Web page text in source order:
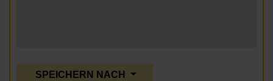
SPEICHERN NACH